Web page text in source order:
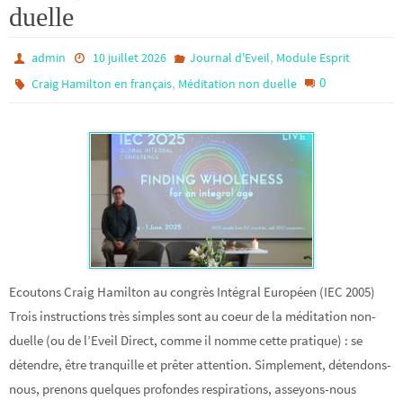
duelle
admin 10 juillet 2026 Journal d'Eveil, Module Esprit
Craig Hamilton en français, Méditation non duelle 0
Ecoutons Craig Hamilton au congrès Intégral Européen (IEC 2005)
Trois instructions très simples sont au coeur de la méditation non-
duelle (ou de l’Eveil Direct, comme il nomme cette pratique) : se
détendre, être tranquille et prêter attention. Simplement, détendons-
nous, prenons quelques profondes respirations, asseyons-nous